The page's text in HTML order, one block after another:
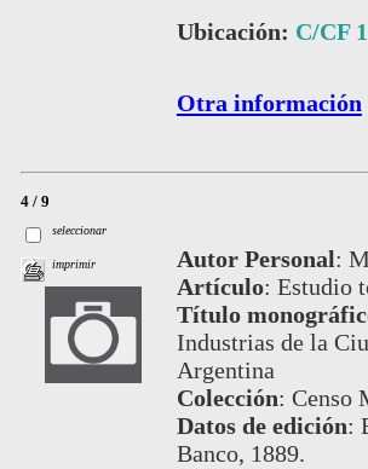
Ubicación: C/CF
Otra información
4 / 9
seleccionar
imprimir Autor Personal:
Artículo: Estudio
Título
Industrias de la
Argentina
Colección: Censo
Datos de edición:
Banco, 1889.